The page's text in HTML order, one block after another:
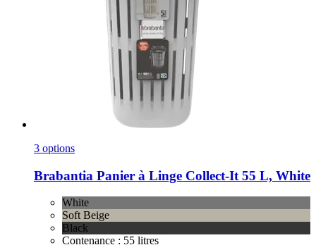
3 options
Brabantia Panier à Linge Collect-​It 55 L, White
White
Soft Beige
Black
Contenance : 55 litres